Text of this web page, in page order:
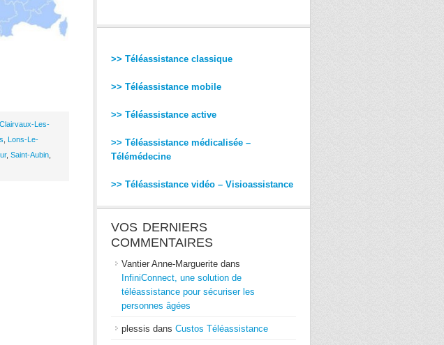
Clairvaux-Les-
Lons-Le-
, Saint-Aubin
>> Téléassistance classique
>> Téléassistance mobile
>> Téléassistance active
>> Téléassistance médicalisée –
Télémédecine
>> Téléassistance vidéo – Visioassistance
VOS DERNIERS
COMMENTAIRES
Vantier Anne-Marguerite dans
InfiniConnect, une solution de
téléassistance pour sécuriser les
personnes âgées
plessis dans Custos Téléassistance